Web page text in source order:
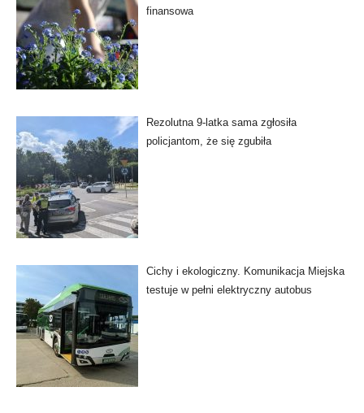
finansowa
Rezolutna 9-latka sama zgłosiła
policjantom, że się zgubiła
Cichy i ekologiczny. Komunikacja Miejska
testuje w pełni elektryczny autobus